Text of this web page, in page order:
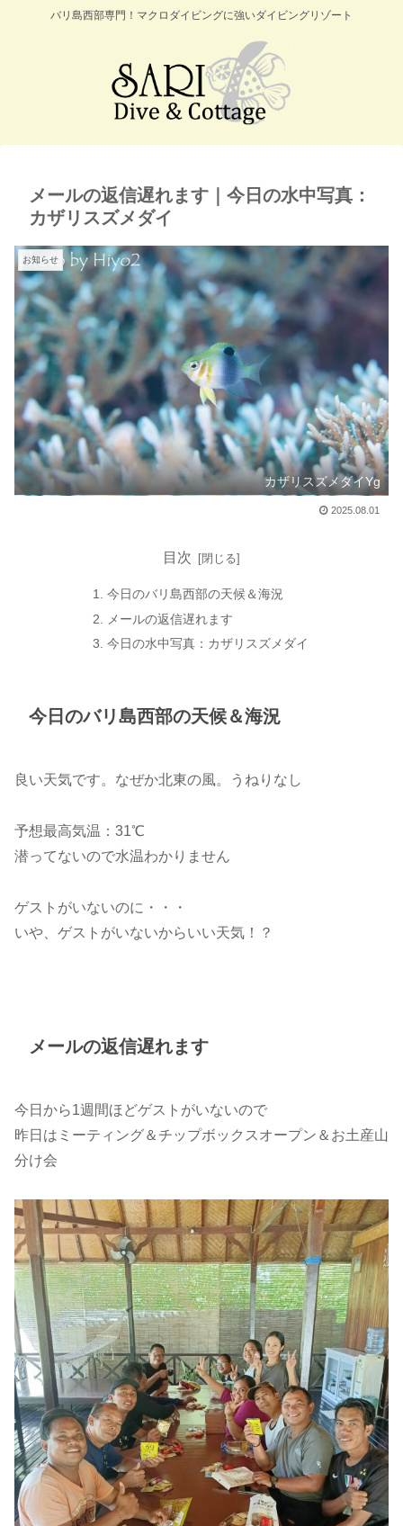
バリ島西部専門！マクロダイビングに強いダイビングリゾート
メールの返信遅れます｜今日の水中写真：
カザリスズメダイ
お知らせ
カザリスズメダイYg
2025.08.01
目次
今日のバリ島西部の天候＆海況
メールの返信遅れます
今日の水中写真：カザリスズメダイ
今日のバリ島西部の天候＆海況
良い天気です。なぜか北東の風。うねりなし
予想最高気温：31℃
潜ってないので水温わかりません
ゲストがいないのに・・・
いや、ゲストがいないからいい天気！？
メールの返信遅れます
今日から1週間ほどゲストがいないので
昨日はミーティング＆チップボックスオープン＆お土産山
分け会